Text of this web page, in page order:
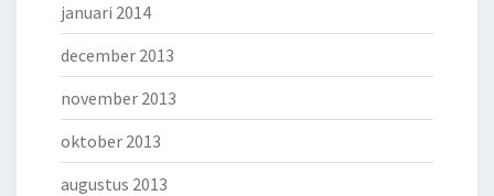
januari 2014
december 2013
november 2013
oktober 2013
augustus 2013